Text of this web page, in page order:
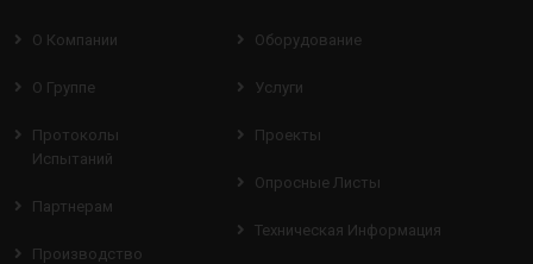
О Компании
О Группе
Протоколы
Испытаний
Партнерам
Производство
Оборудование
Услуги
Проекты
Опросные Листы
Техническая Информация